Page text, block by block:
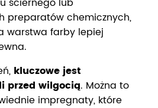
ściernego lub
preparatów chemicznych,
warstwa farby lepiej
kluczowe jest
przed wilgocią. Można to
impregnaty, które